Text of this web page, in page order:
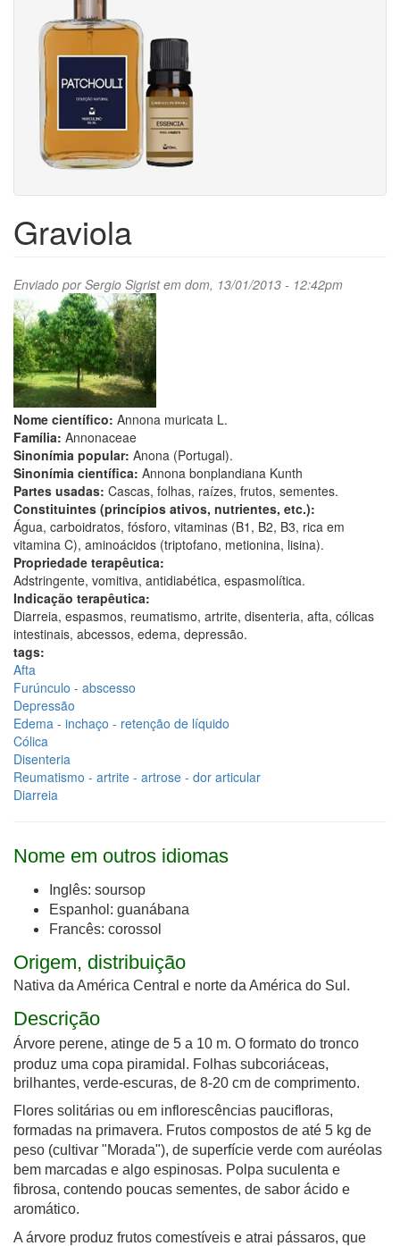
Graviola
Enviado porSergio Sigristem dom, 13/01/2013 - 12:42pm
Nome científico: Annona muricata L.
Família: Annonaceae
Sinonímia popular: Anona (Portugal).
Sinonímia científica: Annona bonplandiana Kunth
Partes usadas: Cascas, folhas, raízes, frutos, sementes.
Constituintes (princípios ativos, nutrientes, etc.):
Água, carboidratos, fósforo, vitaminas (B1, B2, B3, rica em
vitamina C), aminoácidos (triptofano, metionina, lisina).
Propriedade terapêutica:
Adstringente, vomitiva, antidiabética, espasmolítica.
Indicação terapêutica:
Diarreia, espasmos, reumatismo, artrite, disenteria, afta, cólicas
intestinais, abcessos, edema, depressão.
tags:
Afta
Furúnculo - abscesso
Depressão
Edema - inchaço - retenção de líquido
Cólica
Disenteria
Reumatismo - artrite - artrose - dor articular
Diarreia
Nome em outros idiomas
Inglês: soursop
Espanhol: guanábana
Francês: corossol
Origem, distribuição
Nativa da América Central e norte da América do Sul.
Descrição
Árvore perene, atinge de 5 a 10 m. O formato do tronco
produz uma copa piramidal. Folhas subcoriáceas,
brilhantes, verde-escuras, de 8-20 cm de comprimento.
Flores solitárias ou em inflorescências paucifloras,
formadas na primavera. Frutos compostos de até 5 kg de
peso (cultivar "Morada"), de superfície verde com auréolas
bem marcadas e algo espinosas. Polpa suculenta e
fibrosa, contendo poucas sementes, de sabor ácido e
aromático.
A árvore produz frutos comestíveis e atrai pássaros, que